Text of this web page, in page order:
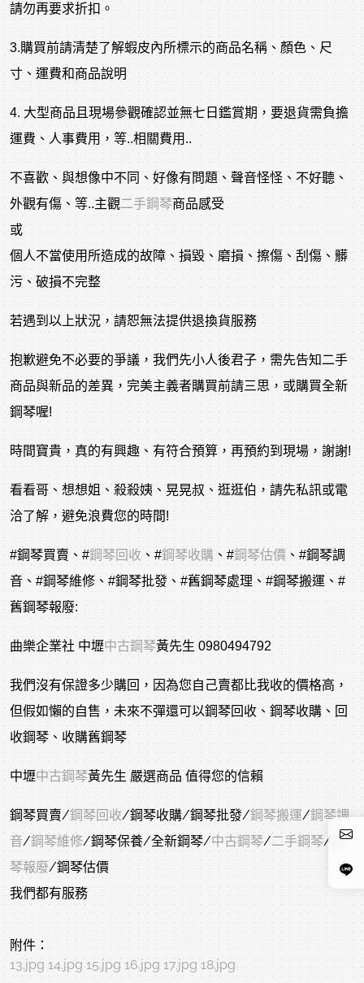
請勿再要求折扣。
3.購買前請清楚了解蝦皮內所標示的商品名稱、顏色、尺
寸、運費和商品說明
4. 大型商品且現場參觀確認並無七日鑑賞期，要退貨需負擔
運費、人事費用，等..相關費用..
不喜歡、與想像中不同、好像有問題、聲音怪怪、不好聽、
外觀有傷、等..主觀二手鋼琴商品感受
或
個人不當使用所造成的故障、損毀、磨損、擦傷、刮傷、髒
污、破損不完整
若遇到以上狀況，請恕無法提供退換貨服務
抱歉避免不必要的爭議，我們先小人後君子，需先告知二手
商品與新品的差異，完美主義者購買前請三思，或購買全新
鋼琴喔!
時間寶貴，真的有興趣、有符合預算，再預約到現場，謝謝!
看看哥、想想姐、殺殺姨、晃晃叔、逛逛伯，請先私訊或電
洽了解，避免浪費您的時間!
#鋼琴買賣 、 #鋼琴回收 、 #鋼琴收購 、 #鋼琴估價 、 #鋼琴調
音 、 #鋼琴維修 、 #鋼琴批發 、 #舊鋼琴處理、#鋼琴搬運、#
舊鋼琴報廢:
曲樂企業社 中壢中古鋼琴黃先生 0980494792
我們沒有保證多少購回，因為您自己賣都比我收的價格高，
但假如懶的自售，未來不彈還可以鋼琴回收、鋼琴收購、回
收鋼琴、收購舊鋼琴
中壢中古鋼琴黃先生 嚴選商品 值得您的信賴
鋼琴買賣/鋼琴回收/鋼琴收購/鋼琴批發/鋼琴搬運/鋼琴調
音/鋼琴維修/鋼琴保養/全新鋼琴/中古鋼琴/二手鋼琴/ 鋼
琴報廢/鋼琴估價
我們都有服務
附件：
13.jpg 14.jpg 15.jpg 16.jpg 17.jpg 18.jpg